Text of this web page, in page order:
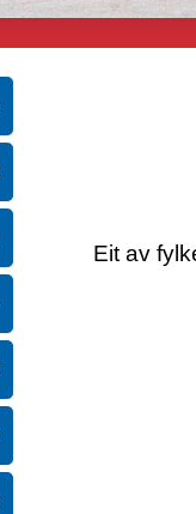
Eit av